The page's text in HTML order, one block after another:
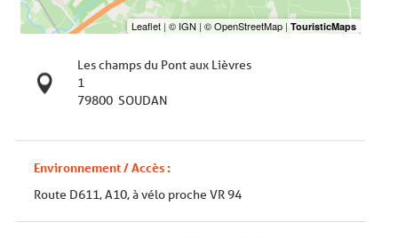
Les champs du Pont aux Lièvres
1
79800 SOUDAN
Environnement / Accès :
Route D611, A10, à vélo proche VR 94